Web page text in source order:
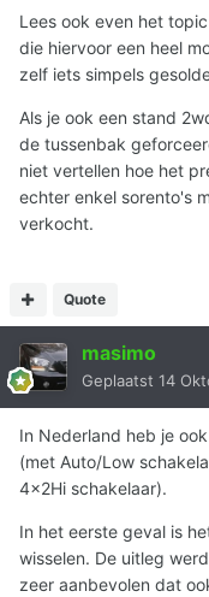
Lees ook even het
die hiervoor een heel
zelf iets simpels
Als je ook een stand
de tussenbak
niet vertellen hoe het
echter enkel sorento's
verkocht.
Quote
masimo
Geplaatst 14
In Nederland heb je
(met Auto/Low
4x2Hi schakelaar).
In het eerste geval is
wisselen. De uitleg
zeer aanbevolen dat